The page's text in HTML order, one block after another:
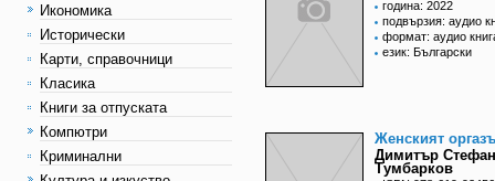
Икономика
Исторически
Карти, справочници
Класика
Книги за отпуската
Компютри
Криминални
година: 2022
подвързия: аудио
формат: аудио
език: Български
Женският
Димитър
Тумбарков